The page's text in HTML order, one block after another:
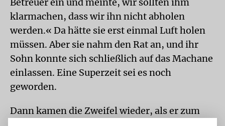
klarmachen, dass wir ihn nicht abholen
werden.« Da hätte sie erst einmal Luft holen
müssen. Aber sie nahm den Rat an, und ihr
Sohn konnte sich schließlich auf das Machane
einlassen. Eine Superzeit sei es noch
geworden.
Dann kamen die Zweifel wieder, als er zum